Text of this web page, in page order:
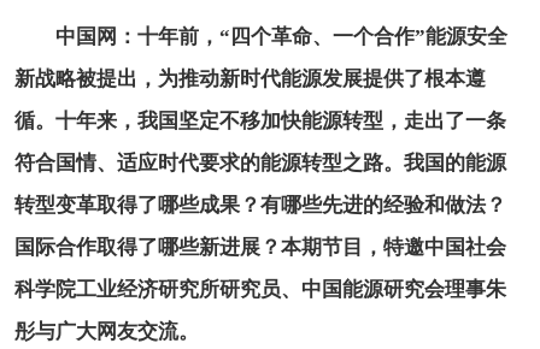
中国网：十年前，“四个革命、一个合作”能源安全
新战略被提出，为推动新时代能源发展提供了根本遵
循。十年来，我国坚定不移加快能源转型，走出了一条
符合国情、适应时代要求的能源转型之路。我国的能源
转型变革取得了哪些成果？有哪些先进的经验和做法？
国际合作取得了哪些新进展？本期节目，特邀中国社会
科学院工业经济研究所研究员、中国能源研究会理事朱
彤与广大网友交流。